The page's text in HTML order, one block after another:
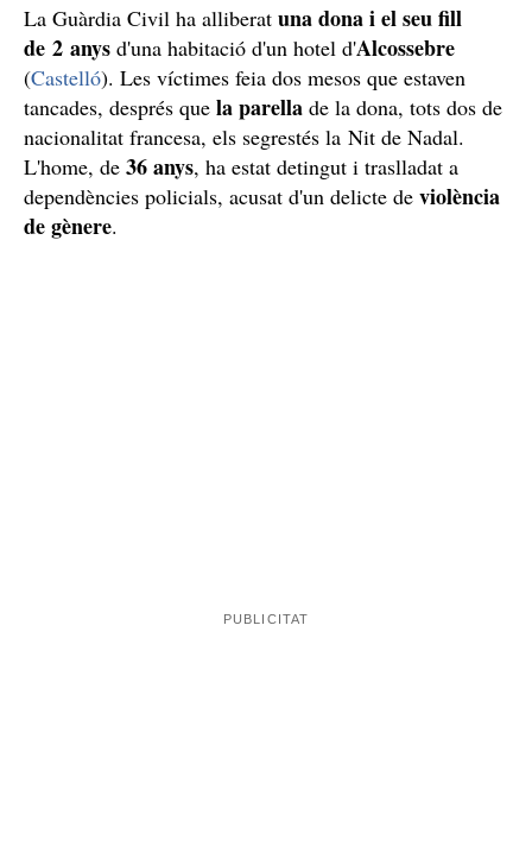
La Guàrdia Civil ha alliberat una dona i el seu fill
de 2 anys d'una habitació d'un hotel d'Alcossebre
(Castelló). Les víctimes feia dos mesos que estaven
tancades, després que la parella de la dona, tots dos de
nacionalitat francesa, els segrestés la Nit de Nadal.
L'home, de 36 anys, ha estat detingut i traslladat a
dependències policials, acusat d'un delicte de violència
de gènere.